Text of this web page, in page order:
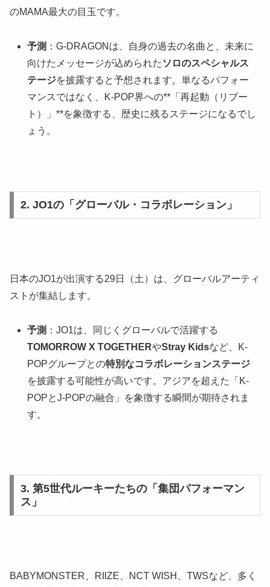
のMAMA最大の目玉です。
予測 ：G-DRAGONは、自身の過去の名曲と、未来に
向けたメッセージが込められた ソロのスペシャルス
テージを披露すると予想されます。単なるパフォー
マンスではなく、K-POP界への**「再起動（リブー
ト）」**を象徴する、歴史に残るステージになるでし
ょう。
2. JO1の「グローバル・コラボレーション」
日本のJO1が出演する29日（土）は、グローバルアーティ
ストが集結します。
予測 ：JO1は、同じくグローバルで活躍する
TOMORROW X TOGETHERやStray Kidsなど、K-
POPグループとの特別なコラボレーションステージ
を披露する可能性が高いです。アジアを超えた「K-
POPとJ-POPの融合」を象徴する瞬間が期待されま
す。
3. 第5世代ルーキーたちの「集団パフォーマン
ス」
BABYMONSTER、RIIZE、NCT WISH、TWSなど、多く